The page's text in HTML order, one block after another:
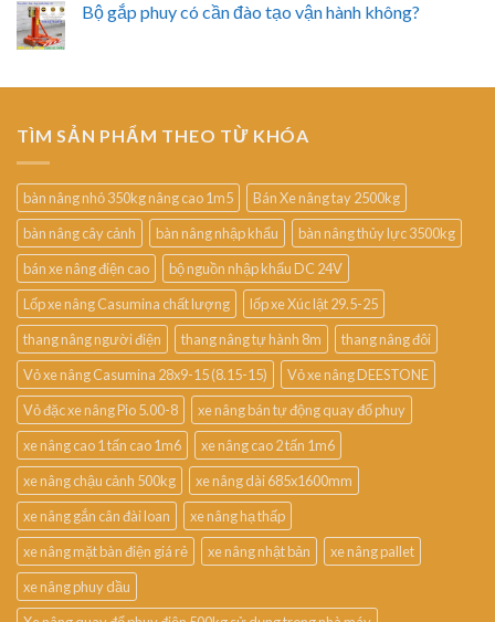
Bộ gắp phuy có cần đào tạo vận hành không?
TÌM SẢN PHẨM THEO TỪ KHÓA
bàn nâng nhỏ 350kg nâng cao 1m5
Bán Xe nâng tay 2500kg
bàn nâng cây cảnh
bàn nâng nhập khẩu
bàn nâng thủy lực 3500kg
bán xe nâng điện cao
bộ nguồn nhập khẩu DC 24V
Lốp xe nâng Casumina chất lượng
lốp xe Xúc lật 29.5-25
thang nâng người điện
thang nâng tự hành 8m
thang nâng đôi
Vỏ xe nâng Casumina 28x9-15 (8.15-15)
Vỏ xe nâng DEESTONE
Vỏ đặc xe nâng Pio 5.00-8
xe nâng bán tự động quay đổ phuy
xe nâng cao 1 tấn cao 1m6
xe nâng cao 2 tấn 1m6
xe nâng chậu cảnh 500kg
xe nâng dài 685x1600mm
xe nâng gắn cân đài loan
xe nâng hạ thấp
xe nâng mặt bàn điện giá rẻ
xe nâng nhật bản
xe nâng pallet
xe nâng phuy dầu